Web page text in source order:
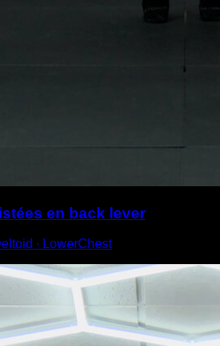
en back lever
∙ LowerChest